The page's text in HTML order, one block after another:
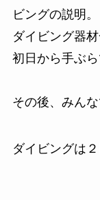
ビングの説明。
ダイビング器
初日から手ぶら
その後、みんな
ダイビングは